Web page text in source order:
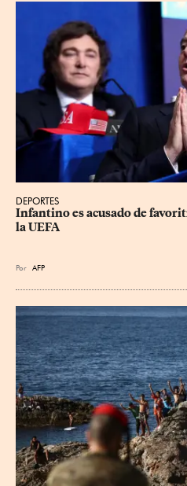
DEPORTES
Infantino es acusado de
la UEFA
Por AFP